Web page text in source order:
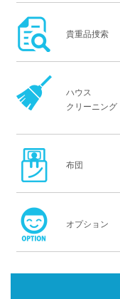
貴重品捜索
ハウス
クリーニング
布団
オプション